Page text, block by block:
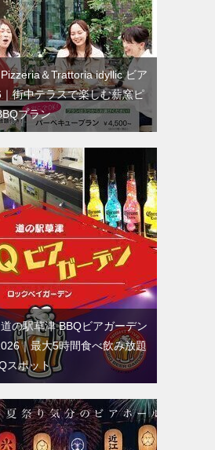
＆Trattoria idyllic ビア
街中テラスで楽しむ薪窯ピ
プラン
の駅草津 BBQビアガーデン
｜最大5時間食べ飲み放題
スポット